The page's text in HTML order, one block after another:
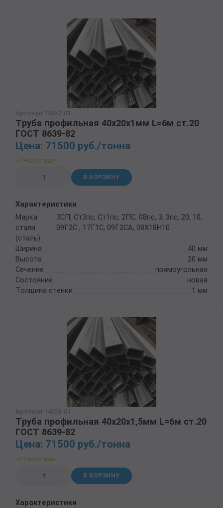
Артикул 14052-01
Труба профильная 40х20х1мм L=6м ст.20
ГОСТ 8639-82
Цена: 71500 руб./тонна
На складе
В КОРЗИНУ
Характеристики
Марка
стали
(сталь)
3СП, Ст3пс, Ст1пс, 2ПС, 08пс, 3, 3пс, 20, 10,
09Г2С , 17Г1С, 09Г2СА, 08Х18Н10
Ширина
40 мм
Высота
20 мм
Сечение
прямоугольная
Состояние
новая
Толщина стенки
1 мм
Артикул 14053-01
Труба профильная 40х20х1,5мм L=6м ст.20
ГОСТ 8639-82
Цена: 71500 руб./тонна
На складе
В КОРЗИНУ
Характеристики